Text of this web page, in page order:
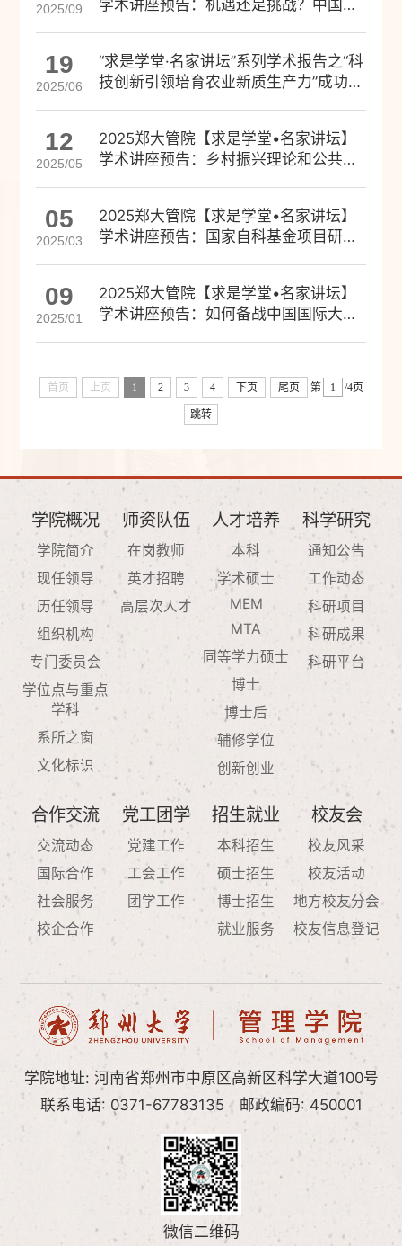
2025/09
学术讲座预告：机遇还是挑战？中国如
19
2025/06
“求是学堂·名家讲坛”系列学术报告之“科
技创新引领培育农业新质生产力”成功举
12
2025/05
2025郑大管院【求是学堂•名家讲坛】
学术讲座预告：乡村振兴理论和公共资
05
2025/03
2025郑大管院【求是学堂•名家讲坛】
学术讲座预告：国家自科基金项目研究
09
2025/01
2025郑大管院【求是学堂•名家讲坛】
学术讲座预告：如何备战中国国际大学
首页 上页 1 2 3 4 下页 尾页 第 /4页
跳转
学院概况
学院简介
现任领导
历任领导
组织机构
专门委员会
学位点与重点
学科
系所之窗
文化标识
师资队伍
在岗教师
英才招聘
高层次人才
人才培养
本科
学术硕士
MEM
MTA
同等学力硕士
博士
博士后
辅修学位
创新创业
科学研究
通知公告
工作动态
科研项目
科研成果
科研平台
合作交流
交流动态
国际合作
社会服务
校企合作
党工团学
党建工作
工会工作
团学工作
招生就业
本科招生
硕士招生
博士招生
就业服务
校友会
校友风采
校友活动
地方校友分会
校友信息登记
学院地址: 河南省郑州市中原区高新区科学大道100号
联系电话: 0371-67783135
邮政编码: 450001
微信二维码